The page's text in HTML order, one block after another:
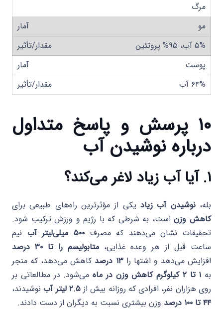
مرگ
مو
۵% آب، ۹۵% پروتئین
پوست
۶۴% آب
۱۰ پرسش و پاسخ متداول
درباره نوشیدن آب
۱. آیا آب زیاد لاغر می‌کند؟
بله،نوشیدن آب زیاد یکی از مؤثرترین راه‌های طبیعی برای
کاهش وزناست، به شرطی که با رژیم و ورزش ترکیب شود.
تحقیقات نشان می‌دهند که مصرف۵۰۰ میلی‌لیتر آب
نیم
ساعت قبل از هر وعده غذایی،متابولیسم را تا ۳۰ درصد
افزایش می‌دهد و اشتها را۱۳ درصد
کاهش می‌دهد، که منجر
به ۱ تا ۲ کیلوگرم کاهش وزن در ماه
می‌شود. در مطالعاتی بر
روی هزاران نفر، افرادی که روزانه بیش از۲.۵ لیتر آب
نوشیدند،
۴۴ تا ۱۰۰ درصد
وزن بیشتری نسبت به دیگران از دست دادند.